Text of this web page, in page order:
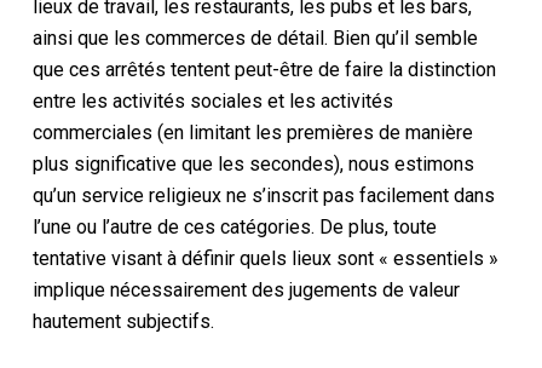
lieux de travail, les restaurants, les pubs et les bars,
ainsi que les commerces de détail. Bien qu’il semble
que ces arrêtés tentent peut-être de faire la distinction
entre les activités sociales et les activités
commerciales (en limitant les premières de manière
plus significative que les secondes), nous estimons
qu’un service religieux ne s’inscrit pas facilement dans
l’une ou l’autre de ces catégories. De plus, toute
tentative visant à définir quels lieux sont « essentiels »
implique nécessairement des jugements de valeur
hautement subjectifs.